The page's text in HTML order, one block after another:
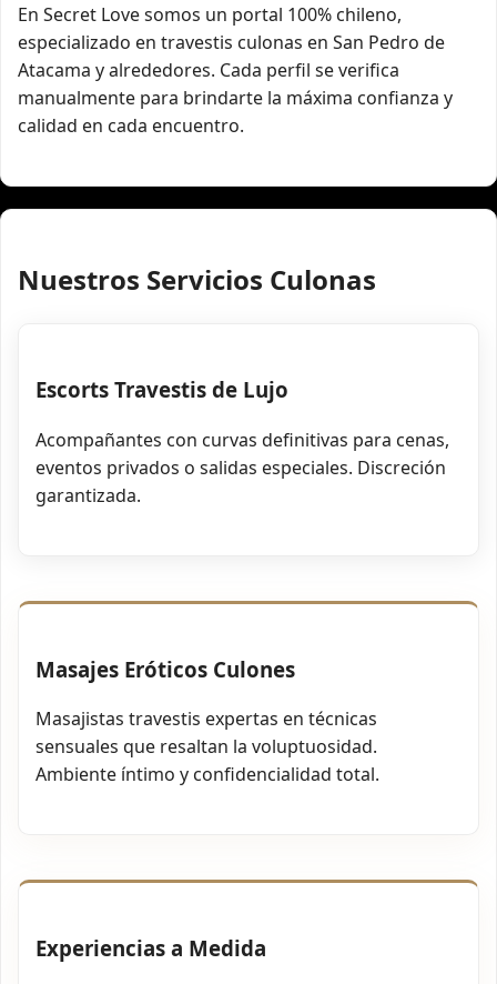
En Secret Love somos un portal 100% chileno,
especializado en travestis culonas en San Pedro de
Atacama y alrededores. Cada perfil se verifica
manualmente para brindarte la máxima confianza y
calidad en cada encuentro.
Nuestros Servicios Culonas
Escorts Travestis de Lujo
Acompañantes con curvas definitivas para cenas,
eventos privados o salidas especiales. Discreción
garantizada.
Masajes Eróticos Culones
Masajistas travestis expertas en técnicas
sensuales que resaltan la voluptuosidad.
Ambiente íntimo y confidencialidad total.
Experiencias a Medida